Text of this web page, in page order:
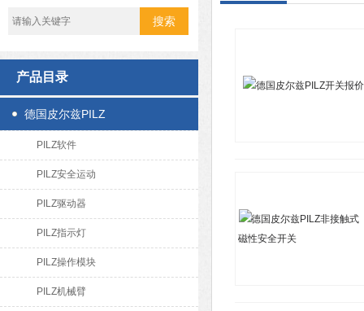
产品目录
德国皮尔兹PILZ
PILZ软件
PILZ安全运动
PILZ驱动器
PILZ指示灯
PILZ操作模块
PILZ机械臂